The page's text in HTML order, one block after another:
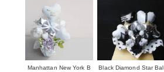
Manhattan New York B
Black Diamond Star Bal